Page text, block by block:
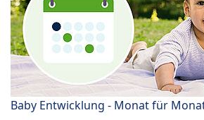
Baby Entwicklung - Monat für